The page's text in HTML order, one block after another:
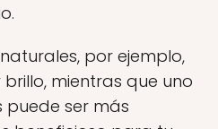
por ejemplo,
mientras que uno
puede ser más